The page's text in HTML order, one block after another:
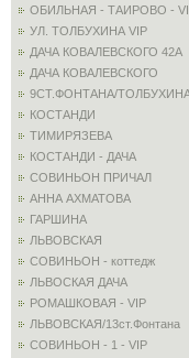
ОБИЛЬНАЯ - ТАИРОВО -
УЛ. ТОЛБУХИНА VIP
ДАЧА КОВАЛЕВСКОГО 42А
ДАЧА КОВАЛЕВСКОГО
9СТ.ФОНТАНА/
КОСТАНДИ
ТИМИРЯЗЕВА
КОСТАНДИ - ДАЧА
СОВИНЬОН ПРИЧАЛ
АННА АХМАТОВА
ГАРШИНА
ЛЬВОВСКАЯ
СОВИНЬОН - коттедж
ЛЬВОСКАЯ ДАЧА
РОМАШКОВАЯ - VIP
ЛЬВОВСКАЯ/13ст.Фонтана
СОВИНЬОН - 1 - VIP